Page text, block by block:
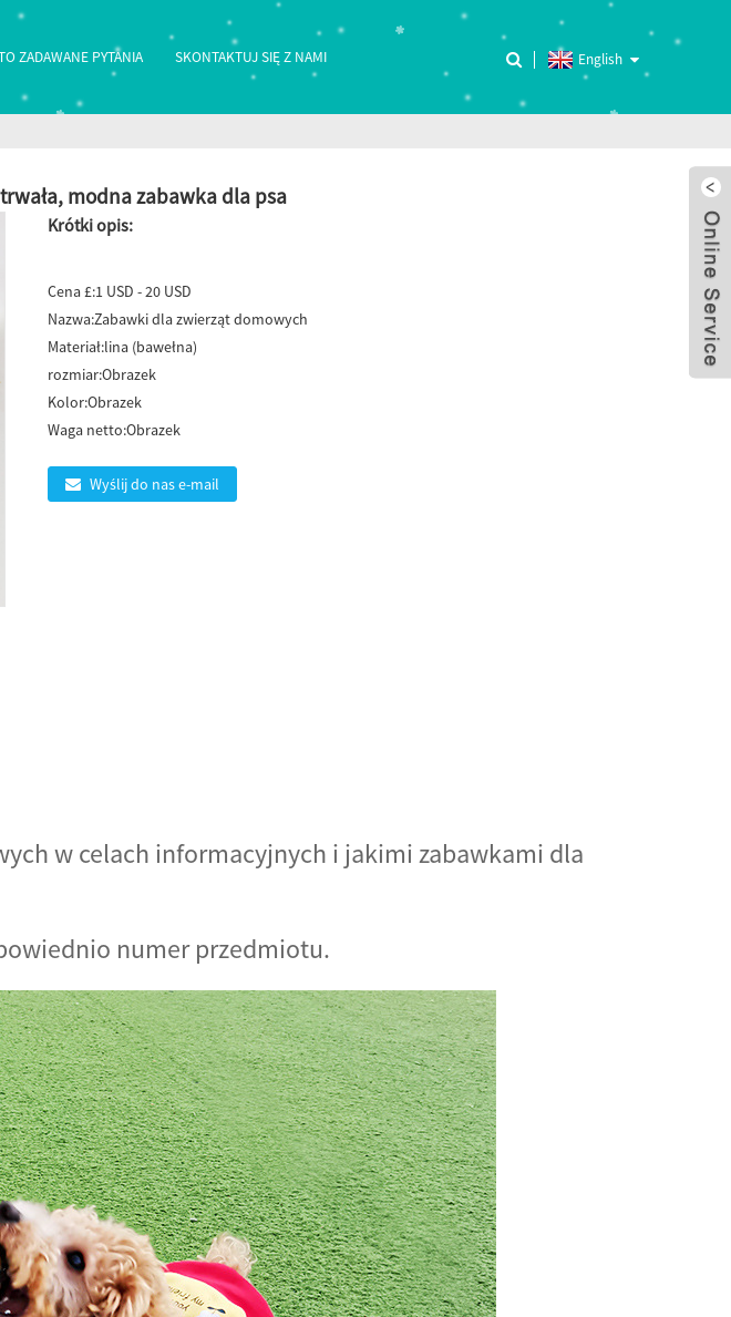
ZADAWANE PYTANIA SKONTAKTUJ SIĘ Z NAMI English
modna zabawka dla psa
Krótki opis:
Cena £:1 USD - 20 USD
Nazwa:Zabawki dla zwierząt domowych
Materiał:lina (bawełna)
rozmiar:Obrazek
Kolor:Obrazek
Waga netto:Obrazek
Wyślij do nas e-mail
w celach informacyjnych i jakimi zabawkami dla
numer przedmiotu.